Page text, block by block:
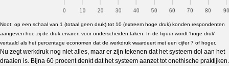
Noot: op een schaal van 1 (totaal geen druk) tot 10 (extreem hoge druk) konden respondenten
aangeven hoe zij de druk ervaren voor onderscheiden taken. In de figuur wordt 'hoge druk'
vertaald als het percentage economen dat de werkdruk waardeert met een cijfer 7 of hoger.
Nu zegt werkdruk nog niet alles, maar er zijn tekenen dat het systeem dol aan het
draaien is. Bijna 60 procent denkt dat het systeem aanzet tot onethische praktijken.